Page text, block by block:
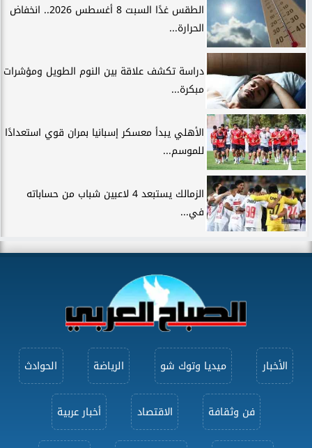
الطقس غدًا السبت 8 أغسطس 2026.. انخفاض
الحرارة...
دراسة تكشف علاقة بين النوم الطويل ومؤشرات
مبكرة...
الأهلي يبدأ معسكر إسبانيا بمران قوي استعدادًا
للموسم...
الزمالك يستبعد 4 لاعبين شباب من حساباته
في...
الأخبار ميديا وتوك شو الرياضة الحوادث
فن وثقافة الاقتصاد أخبار عربية